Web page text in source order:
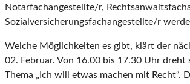
Notarfachangestellte/r,
Sozialversicherungsfachangestellte/r
Welche Möglichkeiten es gibt, klärt der
02. Februar. Von 16.00 bis 17.30 Uhr dreht
Thema „Ich will etwas machen mit Recht“.